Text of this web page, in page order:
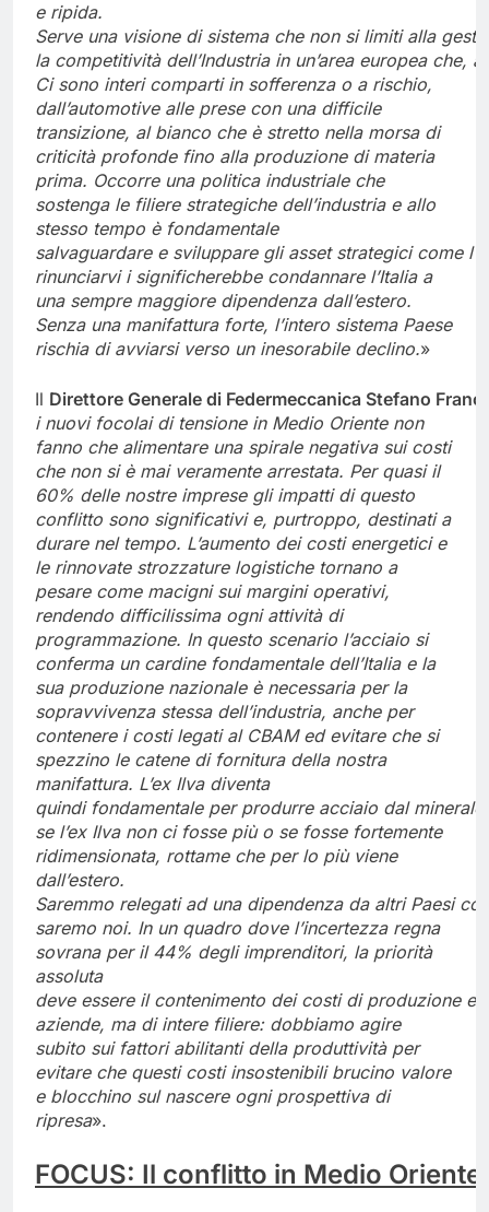
e ripida.
Serve una visione di sistema che non si limiti alla
la competitività dell’Industria in un’area europea che, a
Ci sono interi comparti in sofferenza o a rischio,
dall’automotive alle prese con una difficile
transizione, al bianco che è stretto nella morsa di
criticità profonde fino alla produzione di materia
prima. Occorre una politica industriale che
sostenga le filiere strategiche dell’industria e allo
stesso tempo è fondamentale
salvaguardare e sviluppare gli asset strategici come
rinunciarvi i significherebbe condannare l’Italia a
una sempre maggiore dipendenza dall’estero.
Senza una manifattura forte, l’intero sistema Paese
rischia di avviarsi verso un inesorabile declino.»
Il Direttore Generale di Federmeccanica Stefano
i nuovi focolai di tensione in Medio Oriente non
fanno che alimentare una spirale negativa sui costi
che non si è mai veramente arrestata. Per quasi il
60% delle nostre imprese gli impatti di questo
conflitto sono significativi e, purtroppo, destinati a
durare nel tempo. L’aumento dei costi energetici e
le rinnovate strozzature logistiche tornano a
pesare come macigni sui margini operativi,
rendendo difficilissima ogni attività di
programmazione. In questo scenario l’acciaio si
conferma un cardinefondamentale dell’Italia e la
sua produzione nazionale è necessaria per la
sopravvivenza stessa dell’industria, anche per
contenere i costi legati al CBAM ed evitare che si
spezzino le catene di fornitura della nostra
manifattura. L’ex Ilva diventa
quindi fondamentale per produrre acciaio dal minerale
se l’ex Ilva non ci fosse più o se fosse fortemente
ridimensionata, rottame che per lo più viene
dall’estero.
Saremmo relegati ad una dipendenza da altri Paesi con
saremo noi. In un quadro dove l’incertezza regna
sovrana per il 44% degli imprenditori, la priorità
assoluta
deve essere il contenimento dei costi di produzione e
aziende, ma di intere filiere: dobbiamo agire
subito sui fattori abilitanti della produttività per
evitare che questi costi insostenibili brucino valore
e blocchino sul nascere ogni prospettiva di
ripresa».
FOCUS: Il conflitto in Medio Oriente